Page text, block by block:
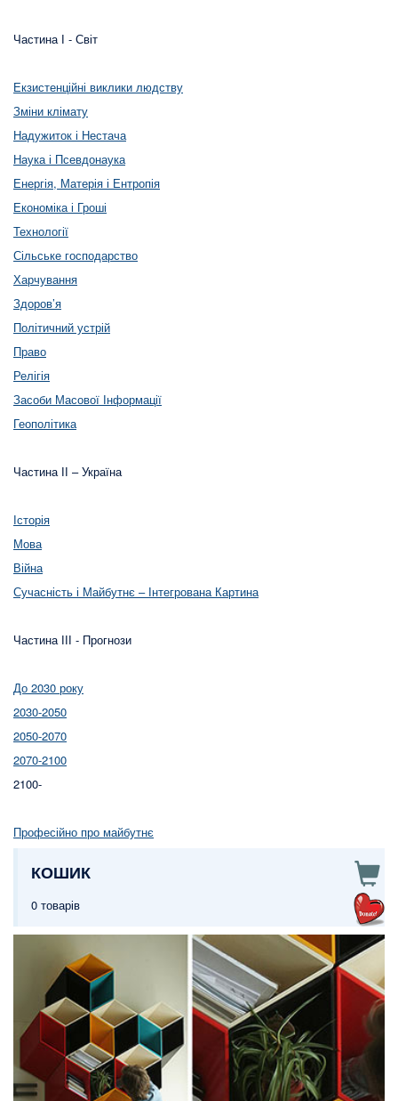
Частина І - Світ
Екзистенційні виклики людству
Зміни клімату
Надужиток і Нестача
Наука і Псевдонаука
Енергія, Матерія і Ентропія
Економіка і Гроші
Технології
Сільське господарство
Харчування
Здоров’я
Політичний устрій
Право
Релігія
Засоби Масової Інформації
Геополітика
Частина ІІ – Україна
Історія
Мова
Війна
Сучасність і Майбутнє – Інтегрована Картина
Частина ІІІ - Прогнози
До 2030 року
2030-2050
2050-2070
2070-2100
2100-
Професійно про майбутнє
КОШИК
0 товарів